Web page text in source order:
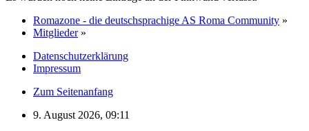
Romazone - die deutschsprachige AS Roma Community »
Mitglieder »
Datenschutzerklärung
Impressum
Zum Seitenanfang
9. August 2026, 09:11